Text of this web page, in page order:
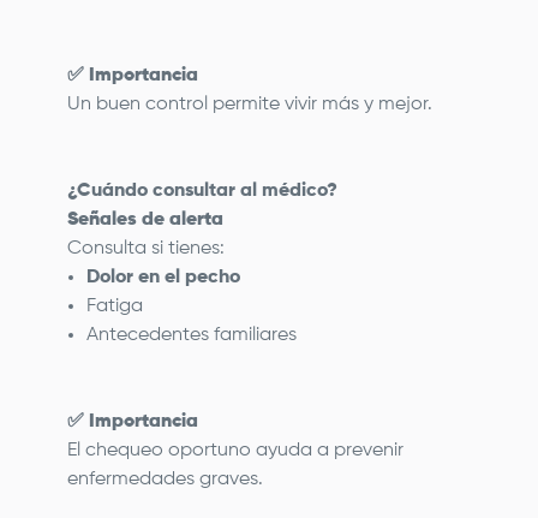
✅ Importancia
Un buen control permite vivir más y mejor.
¿Cuándo consultar al médico?
Señales de alerta
Consulta si tienes:
Dolor en el pecho
Fatiga
Antecedentes familiares
✅ Importancia
El chequeo oportuno ayuda a prevenir
enfermedades graves.